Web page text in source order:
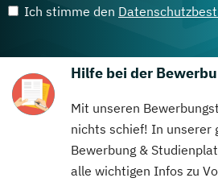
Ich stimme den
Hilfe bei der
Mit unseren
nichts schief! In unserer
Bewerbung &
alle wichtigen Infos zu